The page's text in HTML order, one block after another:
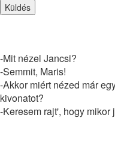
Küldés
-Mit nézel Jancsi?
-Semmit, Maris!
-Akkor miért nézed már
kivonatot?
-Keresem rajt', hogy mikor